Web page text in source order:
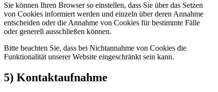
Sie können Ihren Browser so einstellen, dass Sie über das Setzen
von Cookies informiert werden und einzeln über deren Annahme
entscheiden oder die Annahme von Cookies für bestimmte Fälle
oder generell ausschließen können.
Bitte beachten Sie, dass bei Nichtannahme von Cookies die
Funktionalität unserer Website eingeschränkt sein kann.
5) Kontaktaufnahme